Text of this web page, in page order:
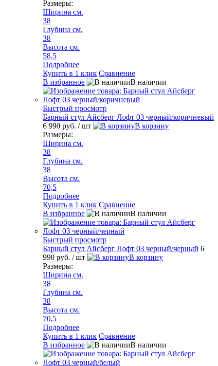
Размеры:
Ширина см.
38
Глубина см.
38
Высота см.
58,5
Подробнее
Купить в 1 клик Сравнение
В избранное
В наличии
Быстрый просмотр
Барный стул Айсберг Лофт 03 черный/коричневый
6 990 руб. / шт
В корзину
Размеры:
Ширина см.
38
Глубина см.
38
Высота см.
70,5
Подробнее
Купить в 1 клик Сравнение
В избранное
В наличии
Быстрый просмотр
Барный стул Айсберг Лофт 03 черный/черный 6
990 руб. / шт
В корзину
Размеры:
Ширина см.
38
Глубина см.
38
Высота см.
70,5
Подробнее
Купить в 1 клик Сравнение
В избранное
В наличии